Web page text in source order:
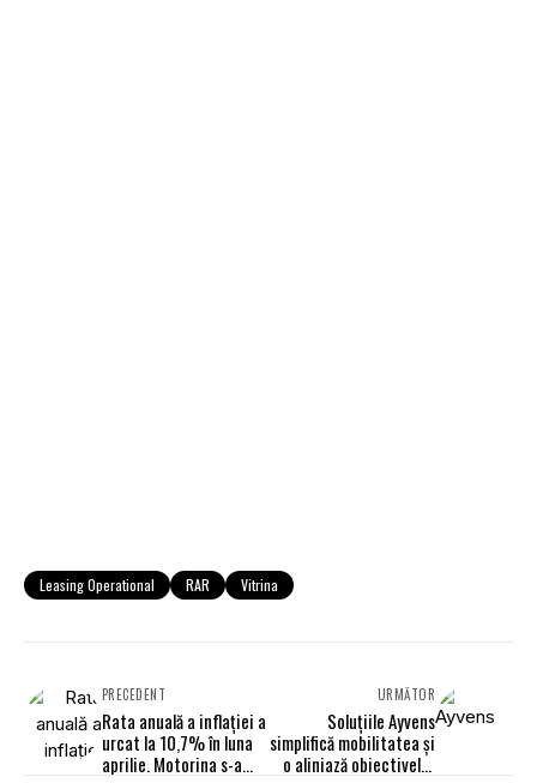
Leasing Operational RAR Vitrina
PRECEDENT
Rata anuală a inflației a
urcat la 10,7% în luna
aprilie. Motorina s-a
URMĂTOR
Soluțiile Ayvens
simplifică mobilitatea și
o aliniază obiectivelor